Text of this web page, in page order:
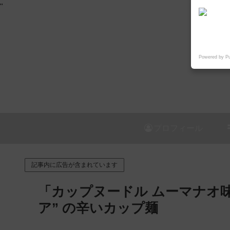
"
記事内に広告が含まれています
「カップヌードル ムーマナ
ア” の辛いカップ麺
Powered by